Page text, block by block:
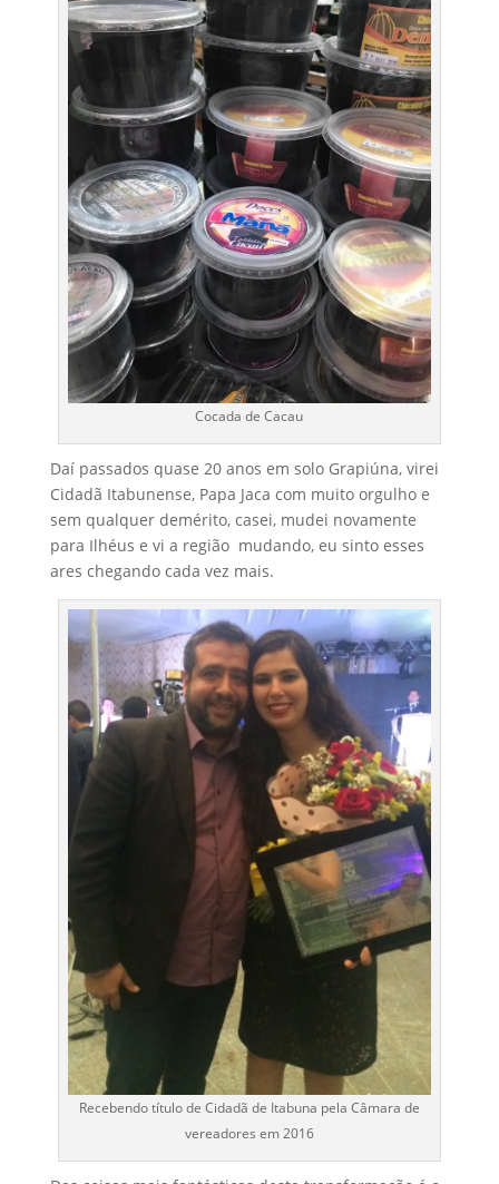
Cocada de Cacau
Daí passados quase 20 anos em solo Grapiúna, virei
Cidadã Itabunense, Papa Jaca com muito orgulho e
sem qualquer demérito, casei, mudei novamente
para Ilhéus e vi a região mudando, eu sinto esses
ares chegando cada vez mais.
Recebendo título de Cidadã de Itabuna pela Câmara de
vereadores em 2016